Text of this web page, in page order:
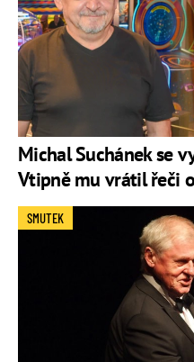
Michal Suchánek se
Vtipně mu vrátil řeči
SMUTEK